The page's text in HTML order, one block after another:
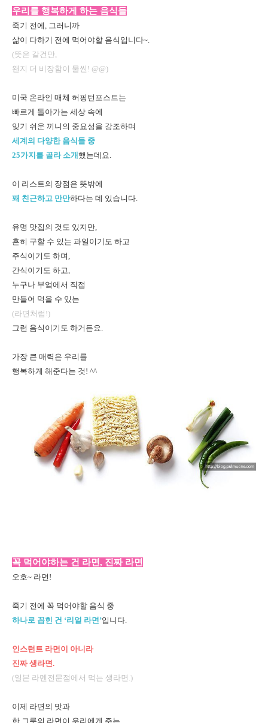
우리를 행복하게 하는 음식들
죽기 전에, 그러니까
삶이 다하기 전에 먹어야할 음식입니다~.
(뜻은 같건만,
왠지 더 비장함이 물씬! @@)
미국 온라인 매체 허핑턴포스트는
빠르게 돌아가는 세상 속에
잊기 쉬운 끼니의 중요성을 강조하며
세계의 다양한 음식들 중
25가지를 골라 소개했는데요.
이 리스트의 장점은 뜻밖에
꽤 친근하고 만만하다는 데 있습니다.
유명 맛집의 것도 있지만,
흔히 구할 수 있는 과일이기도 하고
주식이기도 하며,
간식이기도 하고,
누구나 부엌에서 직접
만들어 먹을 수 있는
(라면처럼!)
그런 음식이기도 하거든요.
가장 큰 매력은 우리를
행복하게 해준다는 것! ^^
꼭 먹어야하는 건 라면, 진짜 라면
오호~ 라면!
죽기 전에 꼭 먹어야할 음식 중
하나로 꼽힌 건 ‘리얼 라면’입니다.
인스턴트 라면이 아니라
진짜 생라면.
(일본 라멘전문점에서 먹는 생라면.)
이제 라면의 맛과
한 그릇의 라면이 우리에게 주는